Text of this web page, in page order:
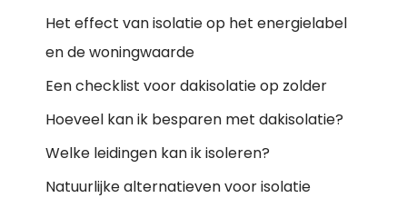
Het effect van isolatie op het energielabel
en de woningwaarde
Een checklist voor dakisolatie op zolder
Hoeveel kan ik besparen met dakisolatie?
Welke leidingen kan ik isoleren?
Natuurlijke alternatieven voor isolatie